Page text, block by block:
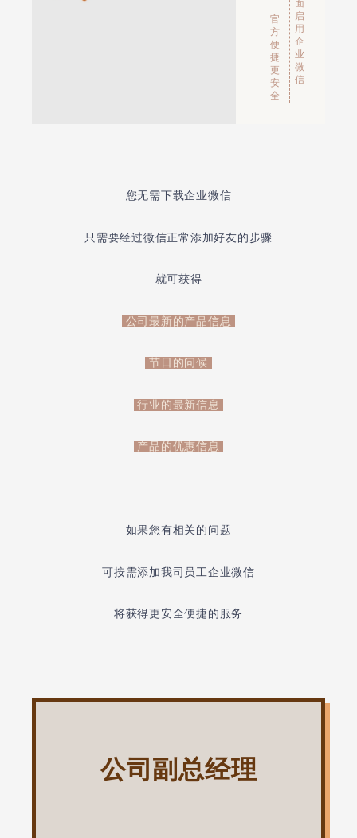
官
方
便
捷
更
安
全
面
启
用
企
业
微
信
您无需下载企业微信
只需要经过微信正常添加好友的步骤
就可获得
公司最新的产品信息
节日的问候
行业的最新信息
产品的优惠信息
如果您有相关的问题
可按需添加我司员工企业微信
将获得更安全便捷的服务
公司副总经理